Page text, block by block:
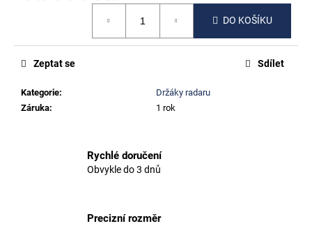
DO KOŠÍKU
Kategorie:
Držáky radaru
Záruka: 1 rok
Zeptat se Sdílet
Rychlé doručení
Obvykle do 3 dnů
Precizní rozměr
j
e